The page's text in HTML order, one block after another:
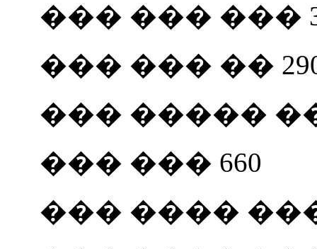
��� ��� ���
��� ��� �� 290,
��� �����
��� ��� 660
��� ���� ���